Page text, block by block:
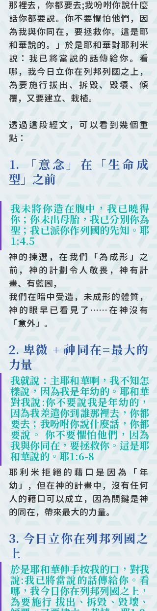
那裡去，你都要去;我吩咐你說什麼
話你都要說。你不要懼怕他們，因
為我與你同在，要拯救你。這是耶
和華說的。」於是耶和華對耶利米
說：我已將當說的話傳給你。看
哪，我今日立你在列邦列國之上，
為要施行拔出、拆毀、毀壞、傾
覆，又要建立、栽植。
透過這段經文，可以看到幾個重
點：
1. 「意念」在「生命成
型」之前
我未將你造在腹中，我已曉得
你；你未出母胎，我已分別你為
聖；我已派你作列國的先知。耶
1:4.5
神的揀選，在我們「為成形」之
前，神的計劃令人敬畏，神有計
畫、有藍圖，
我們在暗中受造，未成形的體質，
神的眼早已看見了……在神沒有
「意外」。
2. 卑微 + 神同在=最大的
力量
我就說：主耶和華啊，我不知怎
樣說，因為我是年幼的。耶和華
對我說:你不要說我是年幼的，
因為我差遣你到誰那裡去，你都
要去；我吩咐你說什麼話，你都
要說。 你不要懼怕他們，因為
我與你同在，要拯救你。這是耶
和華說的。耶1:6-8
耶利米拒絕的藉口是因為「年
幼」，但在神的計畫中，沒有任何
人的藉口可以成立，因為關鍵是神
的同在，帶來最大的力量。
3. 今日立你在列邦列國之
上
於是耶和華伸手按我的口，對我
說:我已將當說的話傳給你。看
哪，我今日你在列邦列國之上，
為要施行 拔出、拆毀、毀壞、